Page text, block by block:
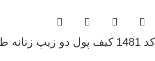
کد 1481 کیف پول دو زیپ زنانه طرح برند